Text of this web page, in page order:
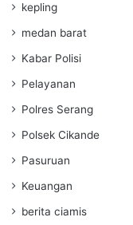
kepling
medan barat
Kabar Polisi
Pelayanan
Polres Serang
Polsek Cikande
Pasuruan
Keuangan
berita ciamis